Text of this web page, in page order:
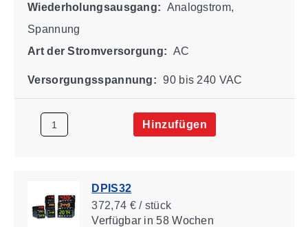
Wiederholungsausgang: Analogstrom,
Spannung
Art der Stromversorgung: AC
Versorgungsspannung: 90 bis 240 VAC
Hinzufügen
DPIS32
372,74 € / stück
Verfügbarin 58 Wochen